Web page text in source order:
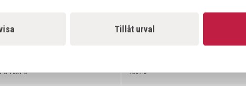
Tillåt urval
10x0.5
10x0.75
G 10x1.0 10x1.0